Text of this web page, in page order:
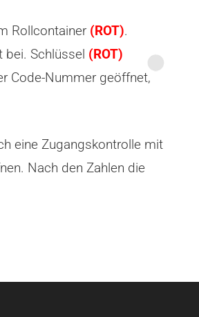
Rollcontainer (ROT).
bei. Schlüssel (ROT)
Code-Nummer geöffnet,
eine Zugangskontrolle mit
Nach den Zahlen die